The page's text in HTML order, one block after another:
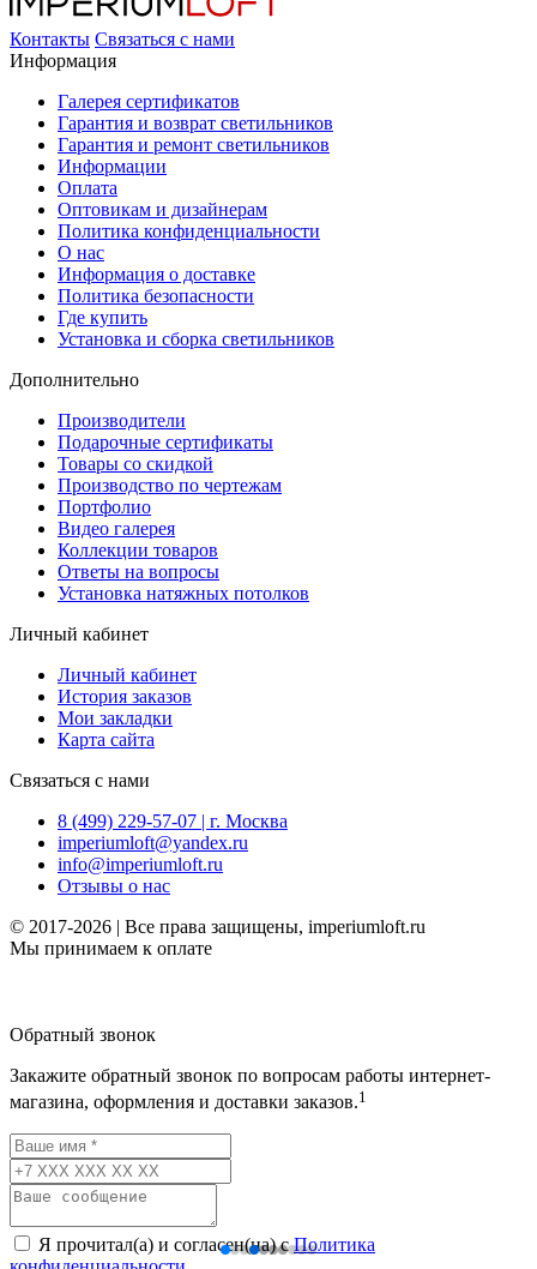
Контакты Связаться с нами
Информация
Галерея сертификатов
Гарантия и возврат светильников
Гарантия и ремонт светильников
Информации
Оплата
Оптовикам и дизайнерам
Политика конфиденциальности
О нас
Информация о доставке
Политика безопасности
Где купить
Установка и сборка светильников
Дополнительно
Производители
Подарочные сертификаты
Товары со скидкой
Производство по чертежам
Портфолио
Видео галерея
Коллекции товаров
Ответы на вопросы
Установка натяжных потолков
Личный кабинет
Личный кабинет
История заказов
Мои закладки
Карта сайта
Связаться с нами
8 (499) 229-57-07 | г. Москва
imperiumloft@yandex.ru
info@imperiumloft.ru
Отзывы о нас
© 2017-2026 | Все права защищены, imperiumloft.ru
Мы принимаем к оплате
Обратный звонок
Закажите обратный звонок по вопросам работы интернет-
магазина, оформления и доставки заказов.1
Я прочитал(а) и согласен(на) сПолитика